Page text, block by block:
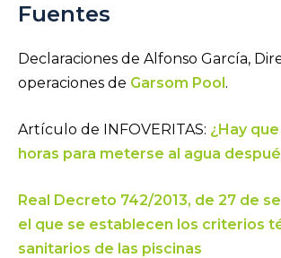
Fuentes
Declaraciones de Alfonso García,
operaciones de Garsom Pool .
Artículo de INFOVERITAS: ¿Hay
horas para meterse al agua
Real Decreto 742/2013, de 27 de
el que se establecen los criterios
sanitarios de las piscinas